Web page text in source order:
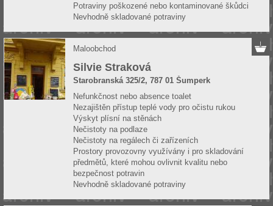
Potraviny poškozené nebo kontaminované škůdci
Nevhodně skladované potraviny
Maloobchod
Silvie Straková
Starobranská 325/2, 787 01 Šumperk
Nefunkčnost nebo absence toalet
Nezajištěn přístup teplé vody pro očistu rukou
Výskyt plísní na stěnách
Nečistoty na podlaze
Nečistoty na regálech či zařízeních
Prostory provozovny využívány i pro skladování
předmětů, které mohou ovlivnit kvalitu nebo
bezpečnost potravin
Nevhodně skladované potraviny